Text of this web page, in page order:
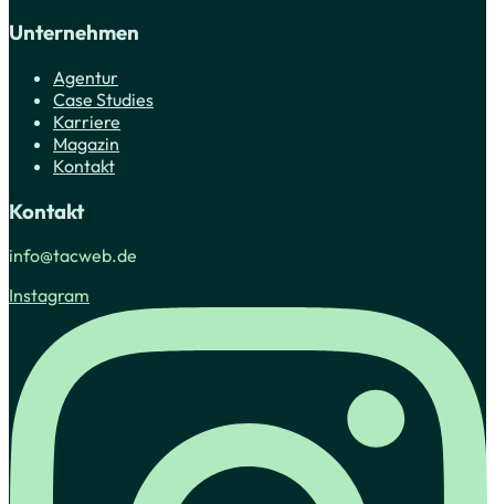
Unternehmen
Agentur
Case Studies
Karriere
Magazin
Kontakt
Kontakt
info@tacweb.de
Instagram